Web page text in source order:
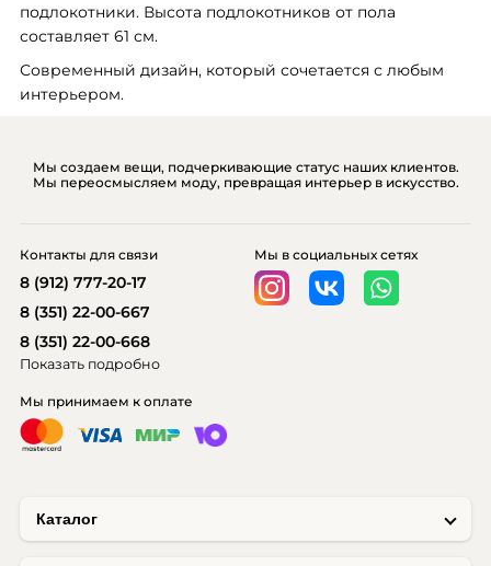
подлокотники. Высота подлокотников от пола
составляет 61 см.
Современный дизайн, который сочетается с любым
интерьером.
Мы создаем вещи, подчеркивающие статус наших клиентов.
Мы переосмысляем моду, превращая интерьер в искусство.
Каталог
Мы принимаем к оплате
Мы в социальных сетях
Контакты для связи
8 (912) 777-20-17
8 (351) 22-00-667
8 (351) 22-00-668
Показать подробно